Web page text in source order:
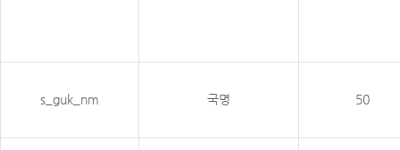
s_guk_nm 국명 50